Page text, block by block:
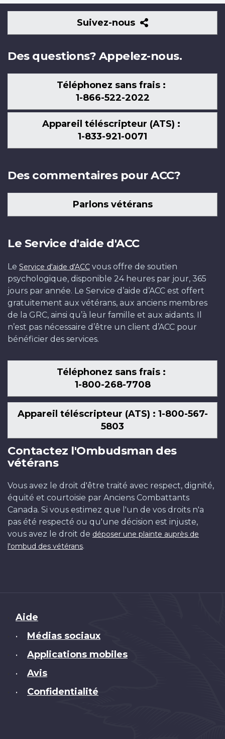
Suivez-nous
Suivez-
nous
Des questions? Appelez-nous.
Téléphonez sans frais :
1-866-522-2022
Appareil téléscripteur (ATS) :
1-833-921-0071
Des commentaires pour ACC?
Parlons vétérans
Le Service d'aide d'ACC
Le Service d'aide d'ACC vous offre de soutien
psychologique, disponible 24 heures par jour, 365
jours par année. Le Service d’aide d’ACC est offert
gratuitement aux vétérans, aux anciens membres
de la GRC, ainsi qu’à leur famille et aux aidants. Il
n’est pas nécessaire d’être un client d’ACC pour
bénéficier des services.
Téléphonez sans frais :
1-800-268-7708
Appareil téléscripteur (ATS) : 1-800-567-
5803
Contactez l'Ombudsman des
vétérans
Vous avez le droit d'être traité avec respect, dignité,
équité et courtoisie par Anciens Combattants
Canada. Si vous estimez que l'un de vos droits n'a
pas été respecté ou qu'une décision est injuste,
vous avez le droit de déposer une plainte auprès de
l'ombud des vétérans.
Brand
Aide
• Médias sociaux
• Applications mobiles
• Avis
• Confidentialité